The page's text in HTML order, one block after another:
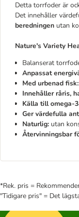
Detta torrfoder är
Det innehåller
beredningen utan
Nature's Variety
Balanserat
Anpassat
Med urbenad fisk:
Innehåller råris,
Källa till omega-
Ger värdefulla
Naturlig: utan
Återvinningsbar
*Rek. pris =
"Tidigare pris" = Det